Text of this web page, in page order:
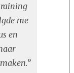
me
en